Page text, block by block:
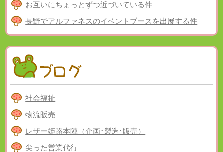
お互いにちょっとずつ近づいている件
長野でアルファネスのイベントブースを出展する件
社会福祉
物流販売
レザー姫路本陣（企画･製造･販売）
尖った営業代行